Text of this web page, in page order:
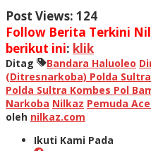
Post Views: 124
Follow Berita Terkini
berikut ini: klik
Ditag Bandara Haluoleo
(Ditresnarkoba) Polda Sultra
Polda Sultra Kombes Pol
Narkoba Nilkaz Pemuda
oleh nilkaz.com
Ikuti Kami Pada